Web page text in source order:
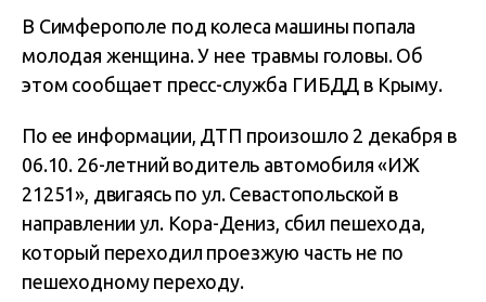
В Симферополе под колеса машины попала
молодая женщина. У нее травмы головы. Об
этом сообщает пресс-служба ГИБДД в Крыму.
По ее информации, ДТП произошло 2 декабря в
06.10. 26-летний водитель автомобиля «ИЖ
21251», двигаясь по ул. Севастопольской в
направлении ул. Кора-Дениз, сбил пешехода,
который переходил проезжую часть не по
пешеходному переходу.